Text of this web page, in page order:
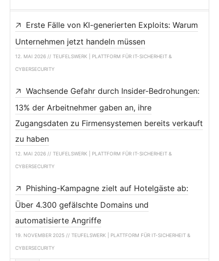
Erste Fälle von KI-generierten Exploits: Warum
Unternehmen jetzt handeln müssen
12. MAI 2026 // TEUFELSWERK | PLATTFORM FÜR IT-SICHERHEIT &
CYBERSECURITY
Wachsende Gefahr durch Insider-Bedrohungen:
13% der Arbeitnehmer gaben an, ihre
Zugangsdaten zu Firmensystemen bereits verkauft
zu haben
12. MAI 2026 // TEUFELSWERK | PLATTFORM FÜR IT-SICHERHEIT &
CYBERSECURITY
Phishing-Kampagne zielt auf Hotelgäste ab:
Über 4.300 gefälschte Domains und
automatisierte Angriffe
19. NOVEMBER 2025 // TEUFELSWERK | PLATTFORM FÜR IT-SICHERHEIT &
CYBERSECURITY